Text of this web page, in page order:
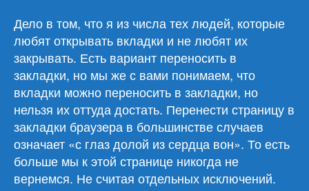
Дело в том, что я из числа тех людей, которые
любят открывать вкладки и не любят их
закрывать. Есть вариант переносить в
закладки, но мы же с вами понимаем, что
вкладки можно переносить в закладки, но
нельзя их оттуда достать. Перенести страницу в
закладки браузера в большинстве случаев
означает «с глаз долой из сердца вон». То есть
больше мы к этой странице никогда не
вернемся. Не считая отдельных исключений.